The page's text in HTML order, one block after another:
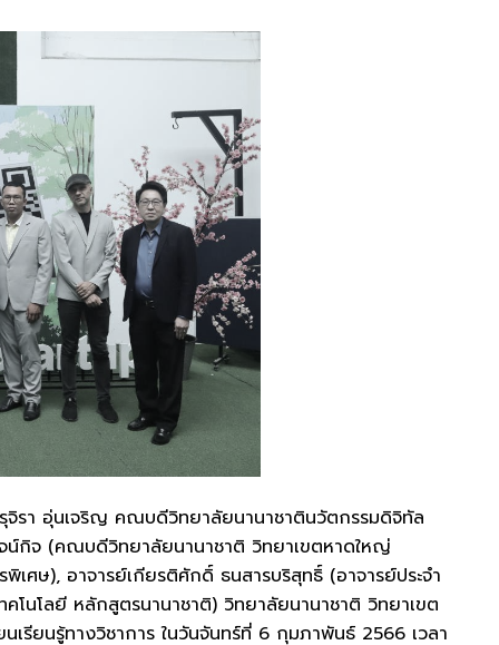
จิรา อุ่นเจริญ คณบดีวิทยาลัยนานาชาตินวัตกรรมดิจิทัล
น์กิจ (คณบดีวิทยาลัยนานาชาติ วิทยาเขตหาดใหญ่
ศษ), อาจารย์เกียรติศักดิ์ ธนสารบริสุทธิ์ (อาจารย์ประจำ
คโนโลยี หลักสูตรนานาชาติ) วิทยาลัยนานาชาติ วิทยาเขต
รียนรู้ทางวิชาการ ในวันจันทร์ที่ 6 กุมภาพันธ์ 2566 เวลา